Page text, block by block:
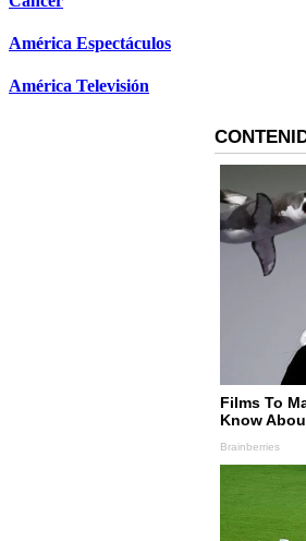
América Espectáculos
América Televisión